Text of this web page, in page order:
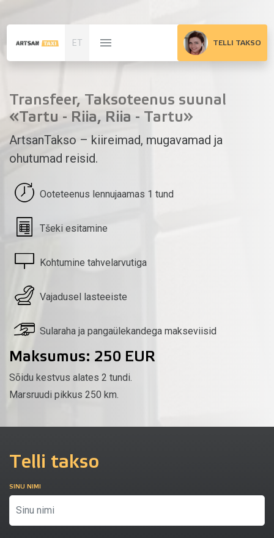
ET TELLI TAKSO
Transfeer, Taksoteenus suunal
«Tartu - Riia, Riia - Tartu»
ArtsanTakso – kiireimad, mugavamad ja
ohutumad reisid.
Ooteteenus lennujaamas 1 tund
Tšeki esitamine
Kohtumine tahvelarvutiga
Vajadusel lasteeiste
Sularaha ja pangaülekandega makseviisid
Maksumus: 250 EUR
Sõidu kestvus alates 2 tundi.
Marsruudi pikkus 250 km.
Telli takso
SINU NIMI